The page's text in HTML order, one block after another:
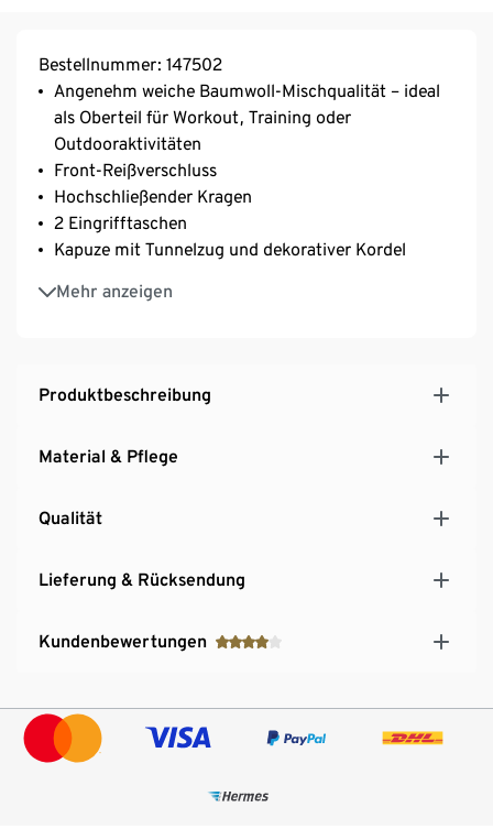
Bestellnummer: 147502
Angenehm weiche Baumwoll-Mischqualität – ideal
als Oberteil für Workout, Training oder
Outdooraktivitäten
Front-Reißverschluss
Hochschließender Kragen
2 Eingrifftaschen
Kapuze mit Tunnelzug und dekorativer Kordel
Mehr anzeigen
Breiter Rippbund an Ärmeln und Saum
Mit Elasthan: formbeständig, perfekter Sitz bei
Produktbeschreibung
Material & Pflege
Qualität
Lieferung & Rücksendung
Kundenbewertungen